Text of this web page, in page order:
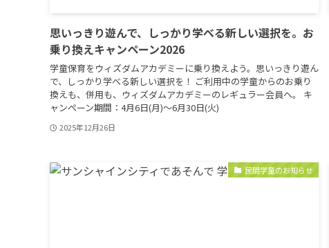
思いっきり遊んで、しっかり学べる新しい選択を。お
乗り換えキャンペーン2026
学童保育をウィズダムアカデミーに乗り換えよう。思いっきり遊ん
で、しっかり学べる新しい選択を！ ご利用中の学童からのお乗り
換えも、併用も、ウィズダムアカデミーのレギュラー会員へ。 キ
ャンペーン期間：4月6日(月)～6月30日(火)
2025年12月26日
民間学童のお知らせ